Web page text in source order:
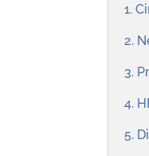
1.
2.
3.
4.
5.